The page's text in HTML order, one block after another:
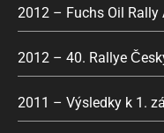
2012 – Fuchs Oil Rally
2012 – 40. Rallye
2011 – Výsledky k 1.